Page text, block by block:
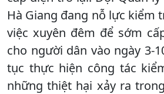
Hà Giang đang nỗ lực kiểm
việc xuyên đêm để sớm
cho người dân vào ngày 3-
tục thực hiện công tác
những thiệt hại xảy ra